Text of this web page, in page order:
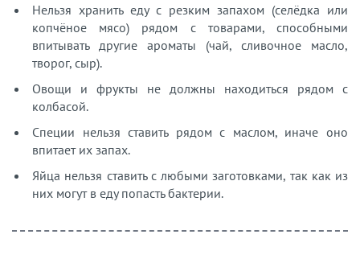
Нельзя хранить еду с резким запахом (селёдка или
копчёное мясо) рядом с товарами, способными
впитывать другие ароматы (чай, сливочное масло,
творог, сыр).
Овощи и фрукты не должны находиться рядом с
колбасой.
Специи нельзя ставить рядом с маслом, иначе оно
впитает их запах.
Яйца нельзя ставить с любыми заготовками, так как из
них могут в еду попасть бактерии.